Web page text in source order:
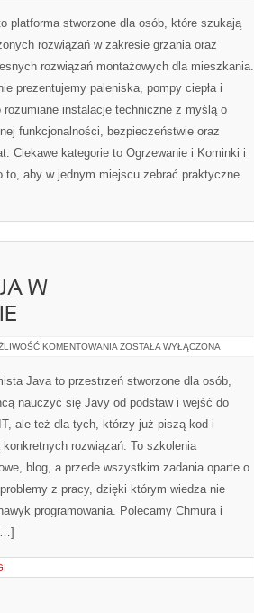
AKUSTYCZNA
platforma stworzone dla osób, które szukają
rozwiązań w zakresie grzania oraz
rozwiązań montażowych dla mieszkania.
prezentujemy paleniska, pompy ciepła i
rozumiane instalacje techniczne z myślą o
funkcjonalności, bezpieczeństwie oraz
Ciekawe kategorie to Ogrzewanie i Kominki i
aby w jednym miejscu zebrać praktyczne
W
KOMENTOWANIA SZTUCZNA
CYBERBEZPIECZEŃSTWIE
ZOSTAŁA WYŁĄCZONA
Java to przestrzeń stworzone dla osób,
nauczyć się Javy od podstaw i wejść do
ale też dla tych, którzy już piszą kod i
konkretnych rozwiązań. To szkolenia
blog, a przede wszystkim zadania oparte o
z pracy, dzięki którym wiedza nie
programowania. Polecamy Chmura i